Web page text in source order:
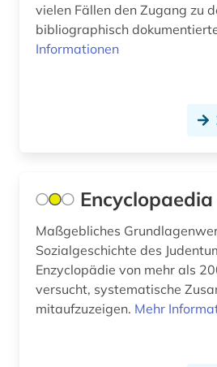
bundestag (3)
bunker (1)
båtsfjord (1)
bærum (1)
böhmen (2)
vielen Fällen den Zugang zu
bibliographisch
Informationen
Maßgebliches
Sozialgeschichte des
Enzyclopädie von mehr als
versucht, systematische
mitaufzuzeigen. Mehr